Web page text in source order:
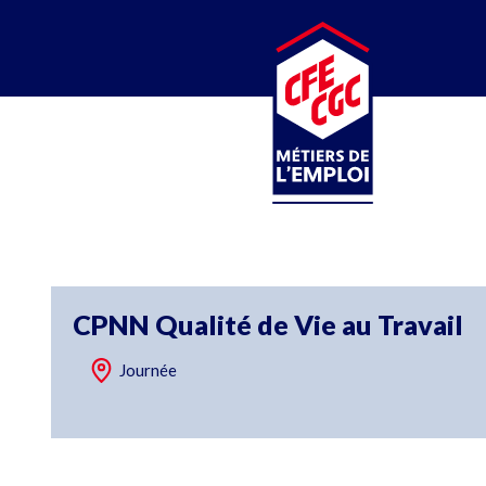
MÉTIERS DE L’EMPLOI
CPNN Qualité de Vie au Travail
Journée